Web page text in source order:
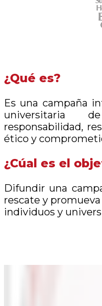
¿Qué es?
Es una campaña
universitaria
responsabilidad,
ético y
¿Cúal es el
Difundir una
rescate y
individuos y